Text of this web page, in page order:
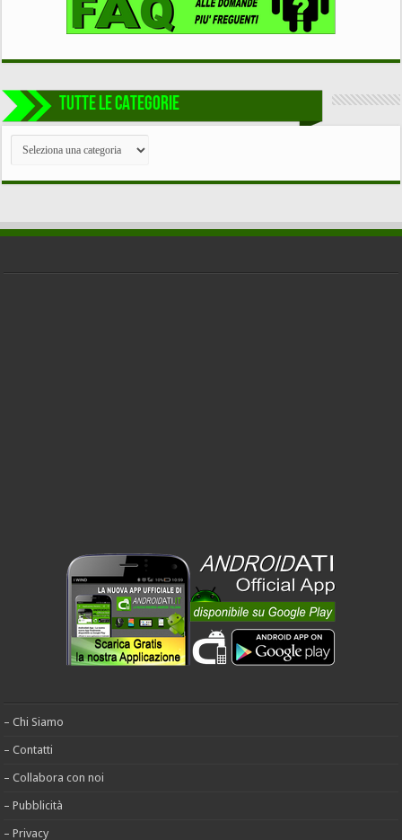
TUTTE LE CATEGORIE
TUTTE
CATEGORIE
– Chi Siamo
– Contatti
– Collabora con noi
– Pubblicità
– Privacy